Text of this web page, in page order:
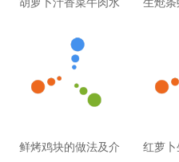
鲜烤鸡块的做法及介 红萝